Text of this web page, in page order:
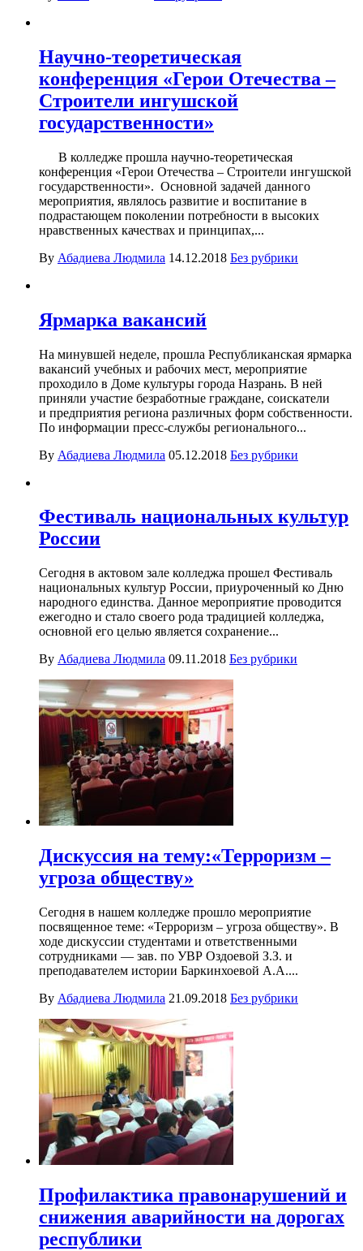
Научно-теоретическая
конференция «Герои Отечества –
Строители ингушской
государственности»
В колледже прошла научно-теоретическая
конференция «Герои Отечества – Строители ингушской
государственности». Основной задачей данного
мероприятия, являлось развитие и воспитание в
подрастающем поколении потребности в высоких
нравственных качествах и принципах,...
By Абадиева Людмила 14.12.2018 Без рубрики
Ярмарка вакансий
На минувшей неделе, прошла Республиканская ярмарка
вакансий учебных и рабочих мест, мероприятие
проходило в Доме культуры города Назрань. В ней
приняли участие безработные граждане, соискатели
и предприятия региона различных форм собственности.
По информации пресс-службы регионального...
By Абадиева Людмила 05.12.2018 Без рубрики
Фестиваль национальных культур
России
Сегодня в актовом зале колледжа прошел Фестиваль
национальных культур России, приуроченный ко Дню
народного единства. Данное мероприятие проводится
ежегодно и стало своего рода традицией колледжа,
основной его целью является сохранение...
By Абадиева Людмила 09.11.2018 Без рубрики
Дискуссия на тему:«Терроризм –
угроза обществу»
Сегодня в нашем колледже прошло мероприятие
посвященное теме: «Терроризм – угроза обществу». В
ходе дискуссии студентами и ответственными
сотрудниками — зав. по УВР Оздоевой З.З. и
преподавателем истории Баркинхоевой А.А....
By Абадиева Людмила 21.09.2018 Без рубрики
Профилактика правонарушений и
снижения аварийности на дорогах
республики